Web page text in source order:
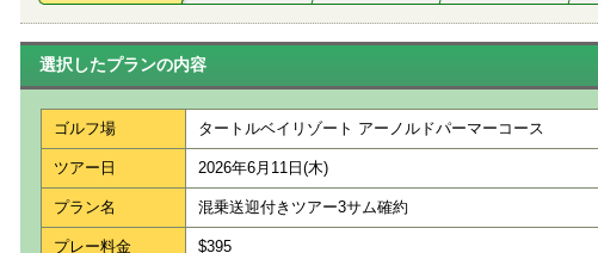
選択したプランの内容
ゴルフ場 タートルベイリゾート アーノルドパーマーコース
ツアー日 2026年6月11日(木)
プラン名 混乗送迎付きツアー3サム確約
プレー料金 $395